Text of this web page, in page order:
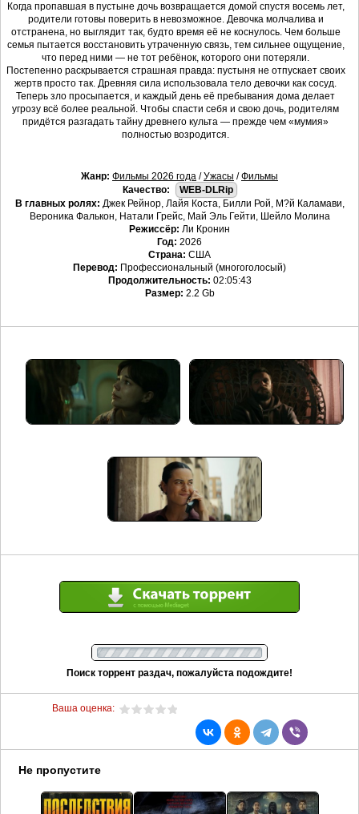
Когда пропавшая в пустыне дочь возвращается домой спустя восемь лет,
родители готовы поверить в невозможное. Девочка молчалива и
отстранена, но выглядит так, будто время её не коснулось. Чем больше
семья пытается восстановить утраченную связь, тем сильнее ощущение,
что перед ними — не тот ребёнок, которого они потеряли.
Постепенно раскрывается страшная правда: пустыня не отпускает своих
жертв просто так. Древняя сила использовала тело девочки как сосуд.
Теперь зло просыпается, и каждый день её пребывания дома делает
угрозу всё более реальной. Чтобы спасти себя и свою дочь, родителям
придётся разгадать тайну древнего культа — прежде чем «мумия»
полностью возродится.
Жанр: Фильмы 2026 года /Ужасы /Фильмы
Качество:
WEB-DLRip
В главных ролях: Джек Рейнор, Лайя Коста, Билли Рой, М?й Каламави,
Вероника Фалькон, Натали Грейс, Май Эль Гейти, Шейло Молина
Режиссёр: Ли Кронин
Год: 2026
Страна: США
Перевод: Профессиональный (многоголосый)
Продолжительность: 02:05:43
Размер: 2.2 Gb
Поиск торрент раздач, пожалуйста подождите!
Ваша оценка:
Не пропустите